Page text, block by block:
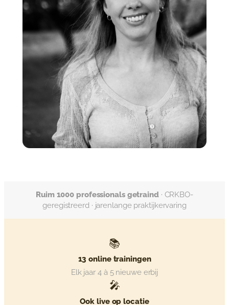
Ruim 1000 professionals getraind· CRKBO-
geregistreerd · jarenlange praktijkervaring
📚
13 online trainingen
Elk jaar 4 à 5 nieuwe erbij
🎤
Ook live op locatie